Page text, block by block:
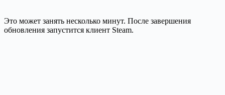
Это может занять несколько минут. После завершения
обновления запустится клиент Steam.